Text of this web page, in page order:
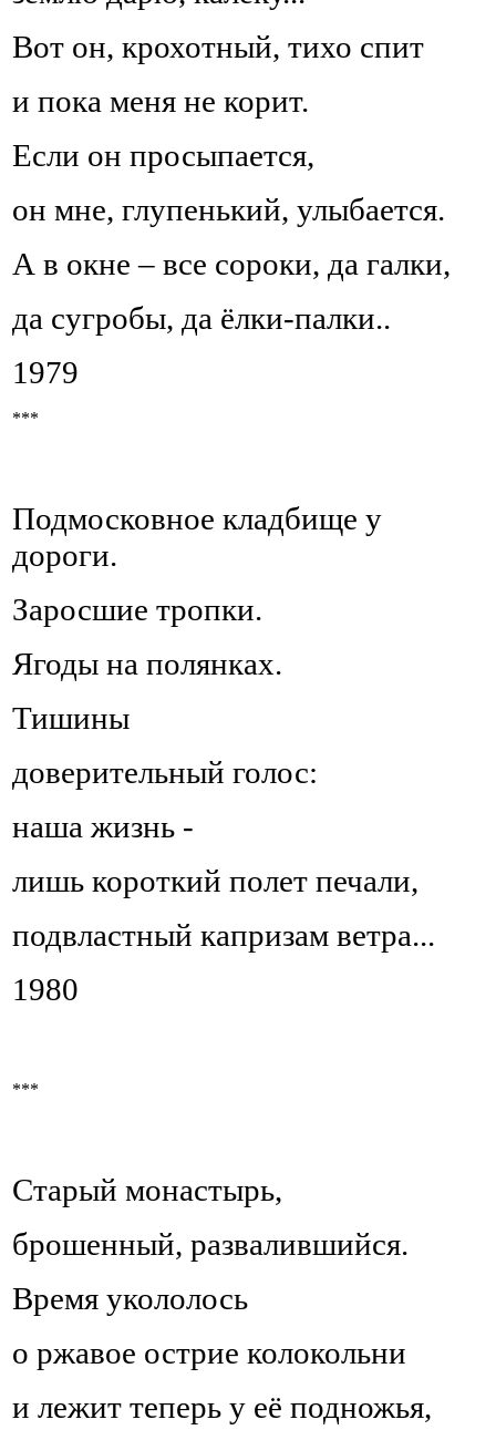
Вот он, крохотный, тихо спит
и пока меня не корит.
Если он просыпается,
он мне, глупенький, улыбается.
А в окне – все сороки, да галки,
да сугробы, да ёлки-палки..
1979
***
Подмосковное кладбище у
дороги.
Заросшие тропки.
Ягоды на полянках.
Тишины
доверительный голос:
наша жизнь -
лишь короткий полет печали,
подвластный капризам ветра...
1980
***
Старый монастырь,
брошенный, развалившийся.
Время укололось
о ржавое острие колокольни
и лежит теперь у её подножья,